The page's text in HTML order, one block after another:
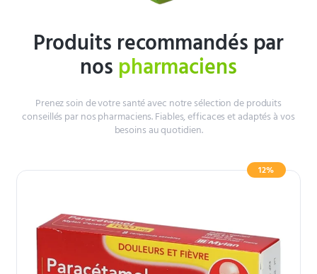
Produits recommandés par
nos pharmaciens
Prenez soin de votre santé avec notre sélection de produits
conseillés par nos pharmaciens. Fiables, efficaces et adaptés à vos
besoins au quotidien.
12%